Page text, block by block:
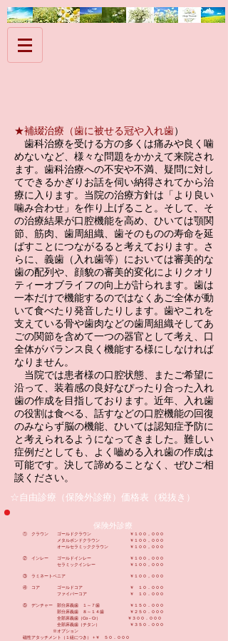
​★補綴治療（歯に被せる冠や入れ歯）
歯科治療を受ける方の多くは痛みや良く噛
めないなど、様々な問題をかかえて来院され
ます。歯科治療への不安や不満、疑問に対し
てできるかぎりお話を伺い納得されてから治
療に入ります。当院の治療方針は「より良い
噛み合わせ」を作り上げること。そして、そ
の治療結果が口腔機能を高め、ひいては顎関
節、筋肉、歯周組織、歯そのものの寿命を延
ばすことにつながるると考えております。さ
らに、義歯（入れ歯等）においては審美的な
歯の配列や、顔貌の審美的変化によりクオリ
ティーオブライフの向上が計られます。歯は
一本だけで機能するのではなくあご全体が動
いて食べたり発音したりします。歯やこれを
支えている骨や歯肉などの歯周組織そしてあ
ごの関節を含めて一つの器官として考え、口
全体がバランス良く機能する様にしなければ
なりません。
当院では患者様の口腔状態、またご希望に
沿って、装着感の良好なぴったり合った入れ
歯の作成を目指しております。近年、入れ歯
の役割は食べる、話すなどの口腔機能の回復
のみならず脳の機能、ひいては認知症予防に
と考えられるようになってきました。難しい
症例だとしても、よく嚙める入れ歯の作成は
可能です。決して諦めることなく、ぜひご相
談ください。
☆自由診療（保険外診療）価格表（税抜き）
保険外診療​
① クラウン ゴールドクラウン ￥１００，０００
メタルボンドクラウン ￥１００，０００
オールセラミッククラウン ￥１００，０００
② インレー ゴールドインレー ￥１００，０００
セラミックインレー ￥１００，０００
③ ラミネートベニア ￥１００，０００
④ コア ゴールドコア ￥ １０．０００
ファイバーコア ￥ １０．０００
⑤ デンチャー 部分床義歯 １～７歯 ￥１５０．０００
部分床義歯 ８～１４歯 ￥２５０．０００
全部床義歯（Co－Cr） ￥３００．０００
全部床義歯（チタン） ￥３５０．０００
※オプション
磁性アタッチメント（１組につき） +￥ ５０．０００